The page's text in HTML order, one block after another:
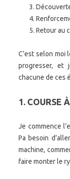
Retour au
C’est selon moi
progresser, et
chacune de ces
1. COURSE
Je commence
Pa besoin
machine,
faire monter le